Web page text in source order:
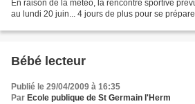
En raison de la météo, la rencontre sportive
au lundi 20 juin... 4 jours de plus pour se
Bébé lecteur
Publié le 29/04/2009 à 16:35
Par Ecole publique de St Germain l'Herm